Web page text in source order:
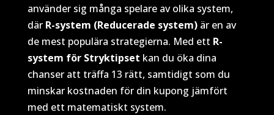
använder sig många spelare av olika system,
där R-system (Reducerade system)är en av
de mest populära strategierna. Med ett R-
system för Stryktipset kan du öka dina
chanser att träffa 13 rätt, samtidigt som du
minskar kostnaden för din kupong jämfört
med ett matematiskt system.